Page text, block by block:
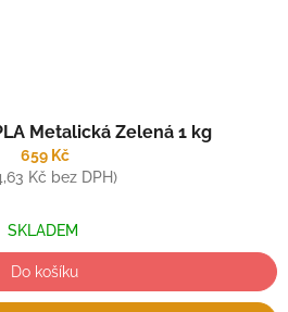
Metalická Zelená 1 kg
659 Kč
Kč bez DPH)
SKLADEM
Do košíku